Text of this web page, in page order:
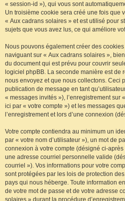
« session-id »), qui vous sont
Un troisième cookie sera créé une fois que
« Aux cadrans solaires » et est utilisé pour
sujets que vous avez lus, ce qui améliore
Nous pouvons également créer des
naviguant sur « Aux cadrans solaires »,
du document qui est prévu pour couvrir
logiciel phpBB. La seconde manière est de
nous envoyez et que nous collectons. Ceci
publication de message en tant
« messages invités »), l’enregistrement sur
ici par « votre compte ») et les messages
l’enregistrement et lors d’une connexion
Votre compte contiendra au minimum un
par « votre nom d’utilisateur »), un mot de
connexion à votre compte (désigné ci-
une adresse courriel personnelle valide
courriel »). Vos informations pour votre
sont protégées par les lois de protection
pays qui nous héberge. Toute information
de votre mot de passe et de votre adresse